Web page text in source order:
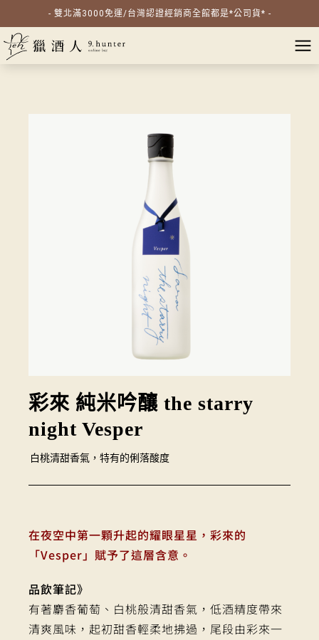
- 雙北滿3000免運/台灣認證經銷商全館都是*公司貨* -
彩來 純米吟釀 the starry
night Vesper
白桃清甜香氣，特有的俐落酸度
在夜空中第一顆升起的耀眼星星，彩來的
「Vesper」賦予了這層含意。
品飲筆記》
有著麝香葡萄、白桃般清甜香氣，低酒精度帶來
清爽風味，起初甜香輕柔地拂過，尾段由彩來一